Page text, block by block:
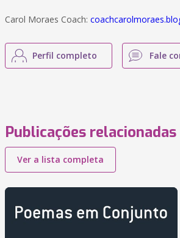
Carol Moraes Coach:
Perfil completo Fale
Publicações relacionadas
Ver a lista completa